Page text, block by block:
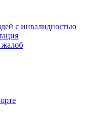
с инвалидностью